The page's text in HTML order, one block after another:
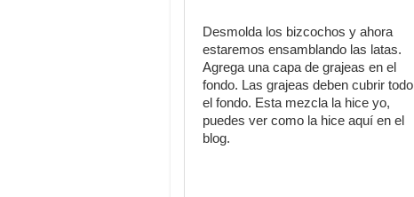
Desmolda los bizcochos y ahora
estaremos ensamblando las latas.
Agrega una capa de grajeas en el
fondo. Las grajeas deben cubrir todo
el fondo. Esta mezcla la hice yo,
puedes ver como la hice aquí en el
blog.